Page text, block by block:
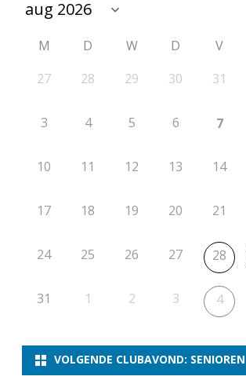
M D W D V
27
28 29 30 31
3 4 5 6 7
10 11 12 13 14
17 18 19 20 21
24 25 26 27 28
31 1 2 3 4
VOLGENDE CLUBAVOND: SENIOREN